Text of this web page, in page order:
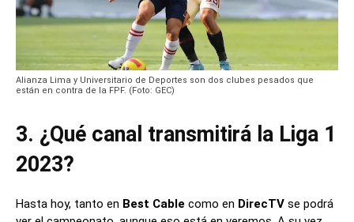
Alianza Lima y Universitario de Deportes son dos clubes pesados que
están en contra de la FPF. (Foto: GEC)
3. ¿Qué canal transmitirá la Liga 1
2023?
Hasta hoy, tanto en Best Cable como en DirecTV se podrá